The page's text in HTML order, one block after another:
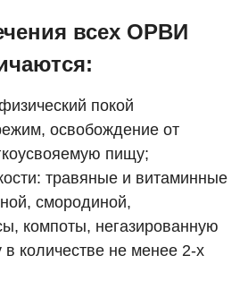
всех ОРВИ
покой
освобождение от
пищу;
травяные и витаминные
смородиной,
компоты, негазированную
количестве не менее 2-х